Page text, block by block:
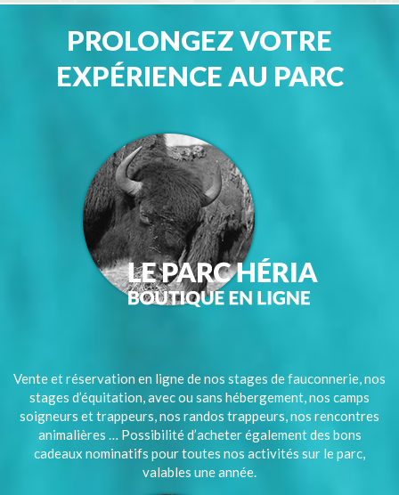
PROLONGEZ VOTRE
EXPÉRIENCE AU PARC
Vente et réservation en ligne de nos stages de fauconnerie, nos
stages d’équitation, avec ou sans hébergement, nos camps
soigneurs et trappeurs, nos randos trappeurs, nos rencontres
animalières … Possibilité d’acheter également des bons
cadeaux nominatifs pour toutes nos activités sur le parc,
valables une année.